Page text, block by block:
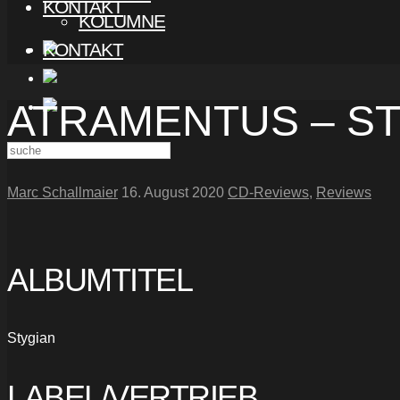
KONTAKT
KOLUMNE
KONTAKT
ATRAMENTUS –
Marc Schallmaier 16. August 2020 CD-Reviews, Reviews
ALBUMTITEL
Stygian